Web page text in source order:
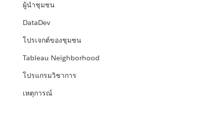
ผู้นำชุมชน
DataDev
โปรเจกต์ของชุมชน
Tableau Neighborhood
โปรแกรมวิชาการ
เหตุการณ์